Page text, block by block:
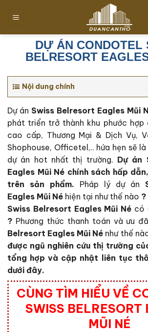
đến
DỰ ÁN CONDOTEL
BELRESORT
Nội dung chính
Dự án Swiss Belresort Eagles Mũi
phát triển trở thành khu phước hợp
cao cấp, Thương Mại & Dịch Vụ,
Shophouse, Officetel,.. hứa hẹn sẽ
dự án hot nhất thị trường. Dự án
Eagles Mũi Né chính sách hấp
trên sản phẩm. Pháp lý dự án
Eagles Mũi Né hiện tại như thế nào ?
Swiss Belresort Eagles Mũi Né có
? Phương thức thanh toán và ưu
Belresort Eagles Mũi Né như thế
được ngũ nghiên cứu thị trường
tổng hợp và cập nhật liên tục
dưới đây.
CÙNG TÌM HIỂU VỀ
SWISS BELRESORT
MŨI NÉ